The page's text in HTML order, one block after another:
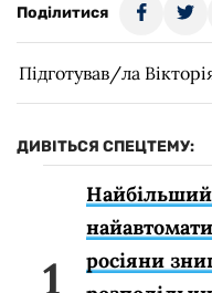
Поділитися
Підготував/ла
ДИВІТЬСЯ СПЕЦТЕМУ:
Найбільший
росіяни